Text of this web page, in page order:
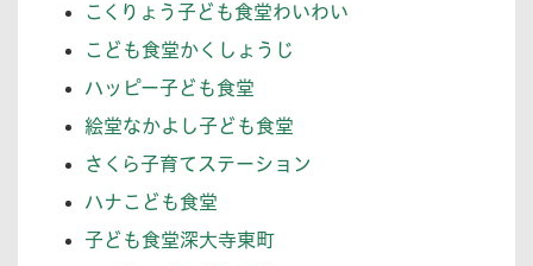
こくりょう子ども食堂わいわい
こども食堂かくしょうじ
ハッピー子ども食堂
絵堂なかよし子ども食堂
さくら子育てステーション
ハナこども食堂
子ども食堂深大寺東町